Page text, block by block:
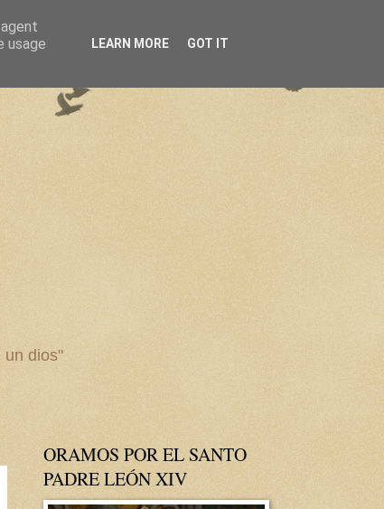
un dios"
ORAMOS POR EL SANTO
PADRE LEÓN XIV
usage
LEARN MORE GOT IT